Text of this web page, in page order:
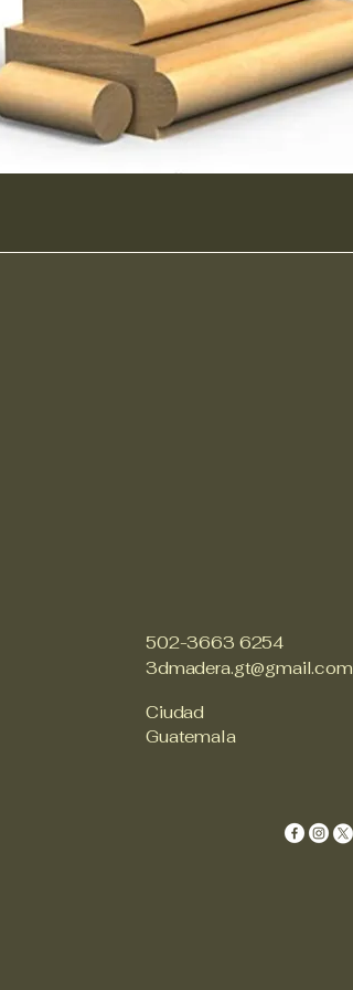
502-3663 6254
3dmadera.gt@gmail.com
Ciudad
Guatemala